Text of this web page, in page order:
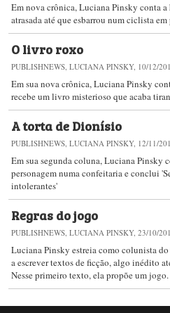
Em nova crônica, Luciana Pinsky conta
atrasada até que esbarrou num ciclista
O livro roxo
PUBLISHNEWS, LUCIANA PINSKY, 10/12/
Em sua nova crônica, Luciana Pinsky
recebe um livro misterioso que acaba
A torta de Dionísio
PUBLISHNEWS, LUCIANA PINSKY, 12/11/
Em sua segunda coluna, Luciana Pinsky
personagem numa confeitaria e conclui
intolerantes'
Regras do jogo
PUBLISHNEWS, LUCIANA PINSKY, 23/10/
Luciana Pinsky estreia como colunista
a escrever textos de ficção, algo inédito
Nesse primeiro texto, ela propõe um jogo.